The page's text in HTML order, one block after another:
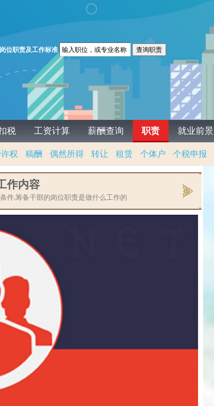
岗位职责及工作标准
税 工资计算 薪酬查询 职责 就业前景
权 稿酬 偶然所得 转让 租赁 个体户 个税申报
作内容
件,筹备干部的岗位职责是做什么工作的